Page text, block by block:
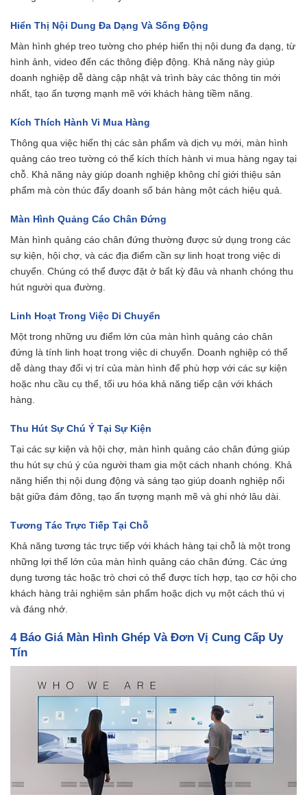
Hiển Thị Nội Dung Đa Dạng Và Sống Động
Màn hình ghép treo tường cho phép hiển thị nội dung đa dạng, từ
hình ảnh, video đến các thông điệp động. Khả năng này giúp
doanh nghiệp dễ dàng cập nhật và trình bày các thông tin mới
nhất, tạo ấn tượng mạnh mẽ với khách hàng tiềm năng.
Kích Thích Hành Vi Mua Hàng
Thông qua việc hiển thị các sản phẩm và dịch vụ mới, màn hình
quảng cáo treo tường có thể kích thích hành vi mua hàng ngay tại
chỗ. Khả năng này giúp doanh nghiệp không chỉ giới thiệu sản
phẩm mà còn thúc đẩy doanh số bán hàng một cách hiệu quả.
Màn Hình Quảng Cáo Chân Đứng
Màn hình quảng cáo chân đứng thường được sử dụng trong các
sự kiện, hội chợ, và các địa điểm cần sự linh hoạt trong việc di
chuyển. Chúng có thể được đặt ở bất kỳ đâu và nhanh chóng thu
hút người qua đường.
Linh Hoạt Trong Việc Di Chuyển
Một trong những ưu điểm lớn của màn hình quảng cáo chân
đứng là tính linh hoạt trong việc di chuyển. Doanh nghiệp có thể
dễ dàng thay đổi vị trí của màn hình để phù hợp với các sự kiện
hoặc nhu cầu cụ thể, tối ưu hóa khả năng tiếp cận với khách
hàng.
Thu Hút Sự Chú Ý Tại Sự Kiện
Tại các sự kiện và hội chợ, màn hình quảng cáo chân đứng giúp
thu hút sự chú ý của người tham gia một cách nhanh chóng. Khả
năng hiển thị nội dung động và sáng tạo giúp doanh nghiệp nổi
bật giữa đám đông, tạo ấn tượng mạnh mẽ và ghi nhớ lâu dài.
Tương Tác Trực Tiếp Tại Chỗ
Khả năng tương tác trực tiếp với khách hàng tại chỗ là một trong
những lợi thế lớn của màn hình quảng cáo chân đứng. Các ứng
dụng tương tác hoặc trò chơi có thể được tích hợp, tạo cơ hội cho
khách hàng trải nghiệm sản phẩm hoặc dịch vụ một cách thú vị
và đáng nhớ.
4 Báo Giá Màn Hình Ghép Và Đơn Vị Cung Cấp Uy
Tín